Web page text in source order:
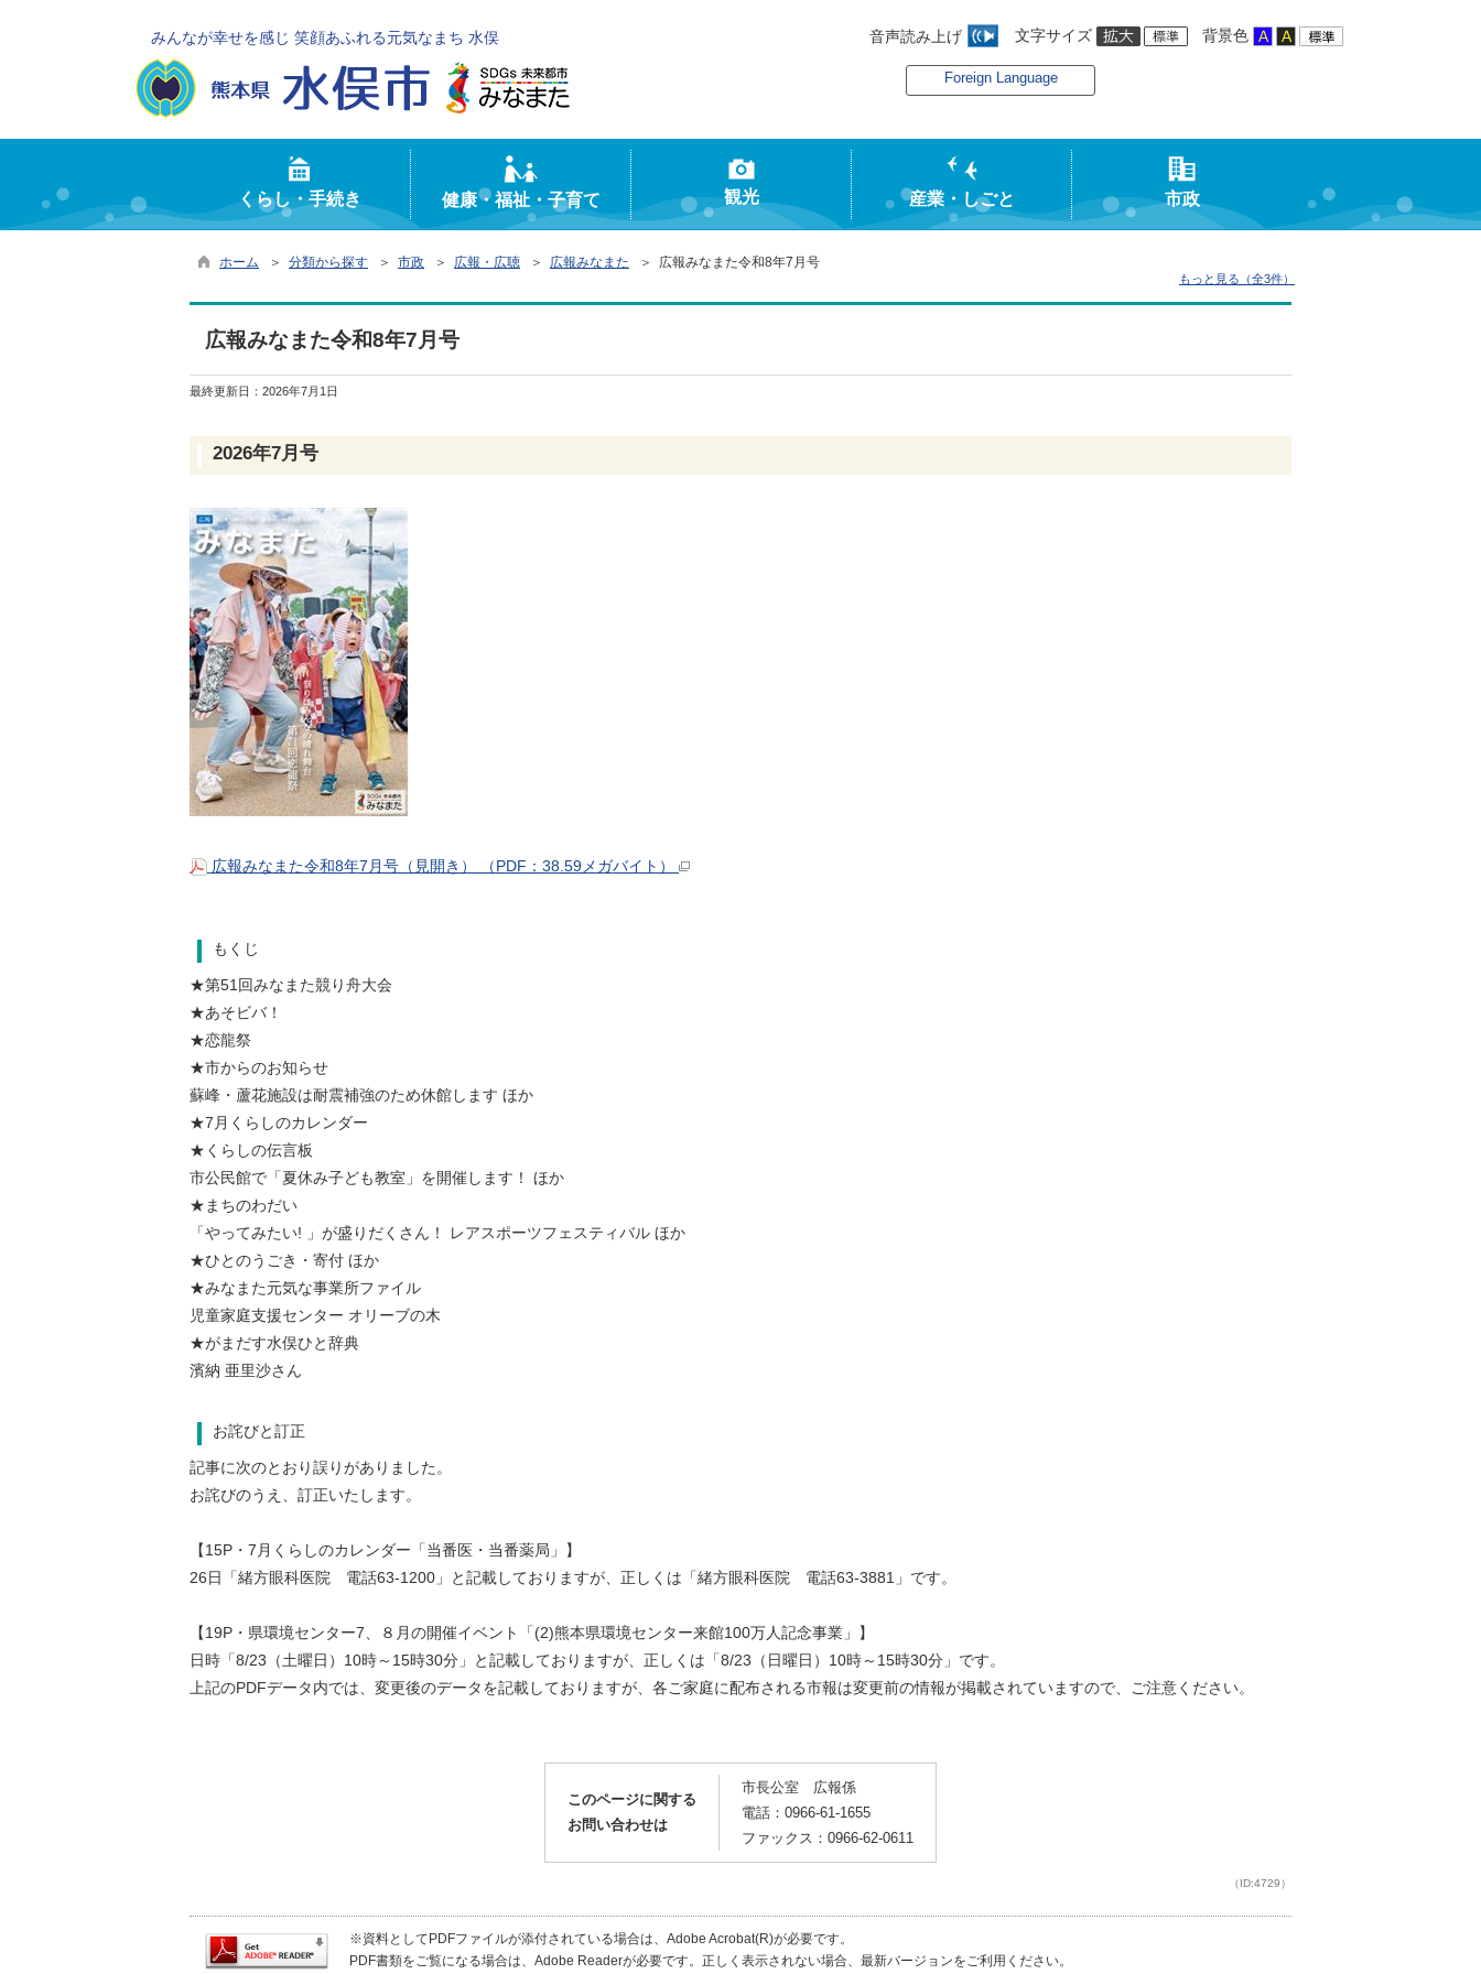
みんなが幸せを感じ 笑顔あふれる元気なまち 水俣 音声読み上げ 文字サイズ 背景色
Foreign Language
くらし・手続き 健康・福祉・子育て 観光 産業・しごと 市政
ホーム ＞ 分類から探す ＞ 市政 ＞ 広報・広聴 ＞ 広報みなまた ＞ 広報みなまた令和8年7月号
もっと見る（全3件）
広報みなまた令和8年7月号
最終更新日： 2026年7月1日
2026年7月号
広報みなまた令和8年7月号（見開き） （PDF：38.59メガバイト）
もくじ
★第51回みなまた競り舟大会
★あそビバ！
★恋龍祭
★市からのお知らせ
蘇峰・蘆花施設は耐震補強のため休館します ほか
★7月くらしのカレンダー
★くらしの伝言板
市公民館で「夏休み子ども教室」を開催します！ ほか
★まちのわだい
「やってみたい! 」が盛りだくさん！ レアスポーツフェスティバル ほか
★ひとのうごき・寄付 ほか
★みなまた元気な事業所ファイル
児童家庭支援センター オリーブの木
★がまだす水俣ひと辞典
濱納 亜里沙さん
お詫びと訂正
記事に次のとおり誤りがありました。
お詫びのうえ、訂正いたします。
【15P・7月くらしのカレンダー「当番医・当番薬局」】
26日「緒方眼科医院 電話63-1200」と記載しておりますが、正しくは「緒方眼科医院 電話63-3881」です。
【19P・県環境センター7、８月の開催イベント「(2)熊本県環境センター来館100万人記念事業」】
日時「8/23（土曜日）10時～15時30分」と記載しておりますが、正しくは「8/23（日曜日）10時～15時30分」です。
上記のPDFデータ内では、変更後のデータを記載しておりますが、各ご家庭に配布される市報は変更前の情報が掲載されていますので、ご注意ください。
このページに関する
お問い合わせは
市長公室 広報係
電話：0966-61-1655
ファックス：0966-62-0611
（ID:4729）
※資料としてPDFファイルが添付されている場合は、Adobe Acrobat(R)が必要です。
PDF書類をご覧になる場合は、Adobe Readerが必要です。正しく表示されない場合、最新バージョンをご利用ください。